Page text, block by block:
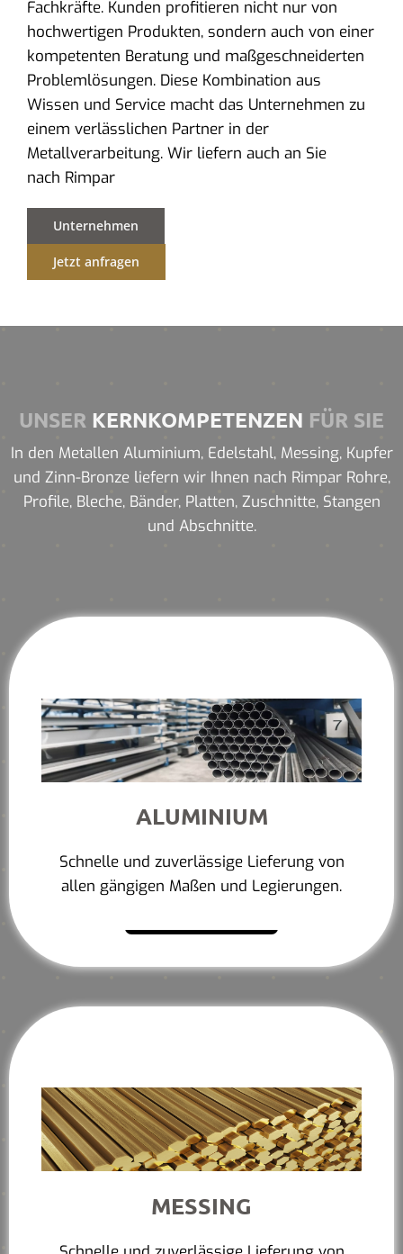
Fachkräfte. Kunden profitieren nicht nur von
hochwertigen Produkten, sondern auch von einer
kompetenten Beratung und maßgeschneiderten
Problemlösungen. Diese Kombination aus
Wissen und Service macht das Unternehmen zu
einem verlässlichen Partner in der
Metallverarbeitung. Wir liefern auch an Sie
nach Rimpar
Unternehmen
Jetzt anfragen
UNSER KERNKOMPETENZEN FÜR SIE
In den Metallen Aluminium, Edelstahl, Messing, Kupfer
und Zinn-Bronze liefern wir Ihnen nach Rimpar Rohre,
Profile, Bleche, Bänder, Platten, Zuschnitte, Stangen
und Abschnitte.
ALUMINIUM
Schnelle und zuverlässige Lieferung von
allen gängigen Maßen und Legierungen.
MESSING